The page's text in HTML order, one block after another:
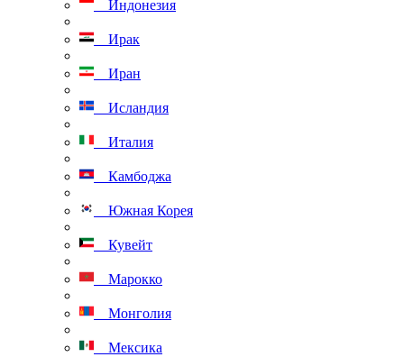
Индонезия
Ирак
Иран
Исландия
Италия
Камбоджа
Южная Корея
Кувейт
Марокко
Монголия
Мексика